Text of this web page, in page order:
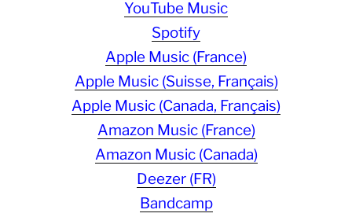
YouTube Music
Spotify
Apple Music (France)
Apple Music (Suisse, Français)
Apple Music (Canada, Français)
Amazon Music (France)
Amazon Music (Canada)
Deezer (FR)
Bandcamp